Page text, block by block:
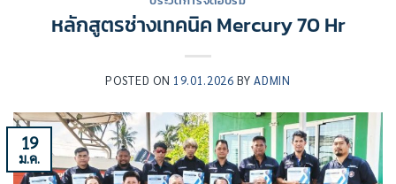
หลักสูตรช่างเทคนิค Mercury 70 Hr
POSTED ON 19.01.2026 BYADMIN
19
ม.ค.